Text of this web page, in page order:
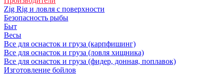
Zig Rig и ловля с поверхности
Безoпасность рыбы
Быт
Весы
Все для оснасток и груза (карпфишинг)
Все для оснасток и груза (ловля хищника)
Все для оснасток и груза (фидер, донная, поплавок)
Изготовление бойлов